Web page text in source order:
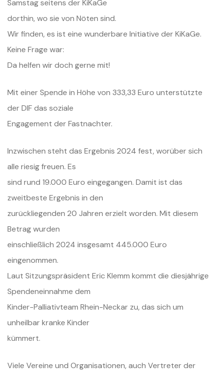
Samstag seitens der KiKaGe
dorthin, wo sie von Nöten sind.
Wir finden, es ist eine wunderbare Initiative der KiKaGe.
Keine Frage war:
Da helfen wir doch gerne mit!
Mit einer Spende in Höhe von 333,33 Euro unterstützte
der DIF das soziale
Engagement der Fastnachter.
Inzwischen steht das Ergebnis 2024 fest, worüber sich
alle riesig freuen. Es
sind rund 19.000 Euro eingegangen. Damit ist das
zweitbeste Ergebnis in den
zurückliegenden 20 Jahren erzielt worden. Mit diesem
Betrag wurden
einschließlich 2024 insgesamt 445.000 Euro
eingenommen.
Laut Sitzungspräsident Eric Klemm kommt die diesjährige
Spendeneinnahme dem
Kinder-Palliativteam Rhein-Neckar zu, das sich um
unheilbar kranke Kinder
kümmert.
Viele Vereine und Organisationen, auch Vertreter der